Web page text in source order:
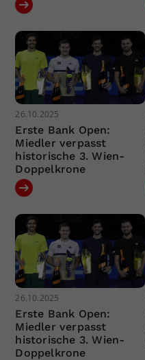
26.10.2025
Erste Bank Open:
Miedler verpasst
historische 3. Wien-
Doppelkrone
26.10.2025
Erste Bank Open:
Miedler verpasst
historische 3. Wien-
Doppelkrone